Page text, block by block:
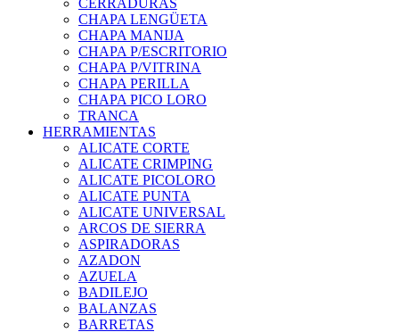
CERRADURAS
CHAPA LENGÜETA
CHAPA MANIJA
CHAPA P/ESCRITORIO
CHAPA P/VITRINA
CHAPA PERILLA
CHAPA PICO LORO
TRANCA
HERRAMIENTAS
ALICATE CORTE
ALICATE CRIMPING
ALICATE PICOLORO
ALICATE PUNTA
ALICATE UNIVERSAL
ARCOS DE SIERRA
ASPIRADORAS
AZADON
AZUELA
BADILEJO
BALANZAS
BARRETAS